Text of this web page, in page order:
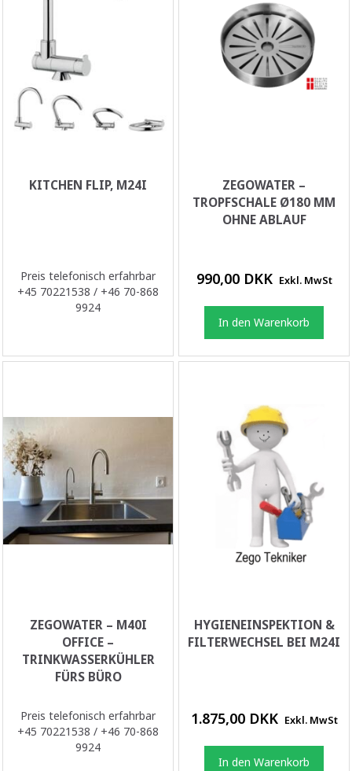
KITCHEN FLIP, M24I
Preis telefonisch erfahrbar
+45 70221538 / +46 70-868
9924
ZEGOWATER –
TROPFSCHALE Ø180 MM
OHNE ABLAUF
990,00 DKK Exkl. MwSt
In den Warenkorb
ZEGOWATER – M40I
OFFICE –
TRINKWASSERKÜHLER
FÜRS BÜRO
Preis telefonisch erfahrbar
+45 70221538 / +46 70-868
9924
HYGIENEINSPEKTION &
FILTERWECHSEL BEI M24I
1.875,00 DKK Exkl. MwSt
In den Warenkorb